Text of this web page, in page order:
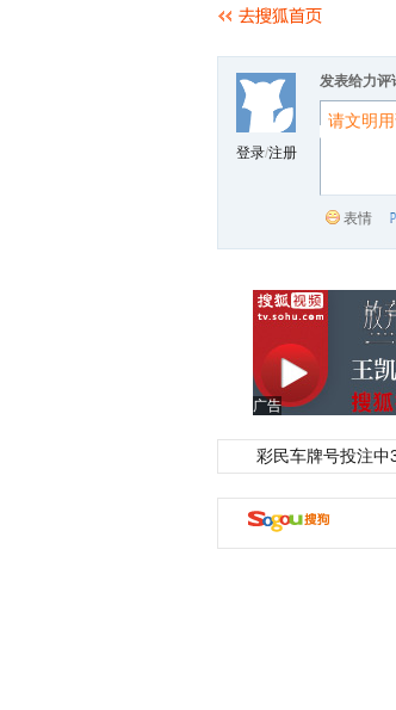
登录/注册
发表给力评
表情
广告
彩民车牌号投注中